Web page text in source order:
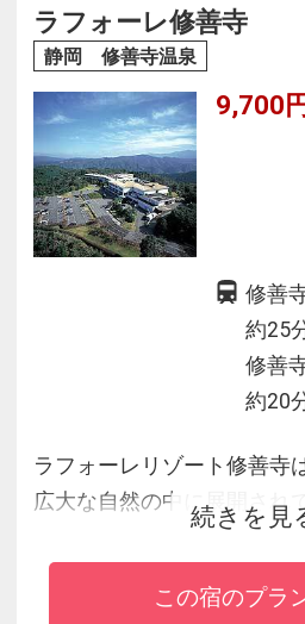
料）も
・季節の会席料理はメイン
ル
ラフォーレ修善寺
静岡 修善寺温泉
9,700
修善
約25
修善
約20
ラフォーレリゾート修善寺
広大な自然の中に展開され
修善寺内には宿泊施設のほ
「温泉大浴場 森の湯」、
ゴルフ場、テニスコートや
続きを見
この宿のプラ